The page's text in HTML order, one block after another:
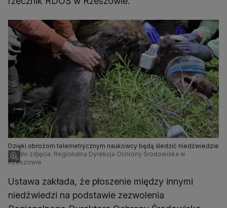
Dzięki obrożom telemetrycznym naukowcy będą śledzić niedźwiedzie
Źródło zdjęcia: Regionalna Dyrekcja Ochrony Środowiska w
Rzeszowie
Ustawa zakłada, że płoszenie między innymi
niedźwiedzi na podstawie zezwolenia